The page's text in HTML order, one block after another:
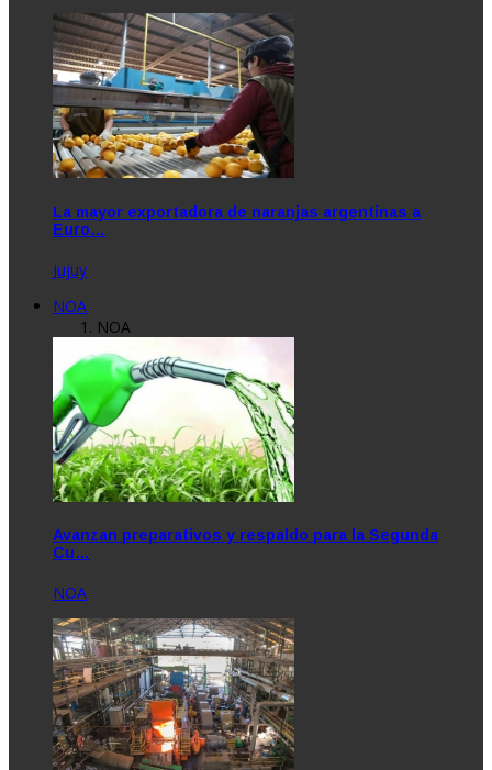
La mayor exportadora de naranjas argentinas a
Euro…
Jujuy
NOA
NOA
Avanzan preparativos y respaldo para la Segunda
Cu…
NOA